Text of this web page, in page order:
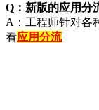
Q：新版的应用分
A：工程师针对各
看应用分流